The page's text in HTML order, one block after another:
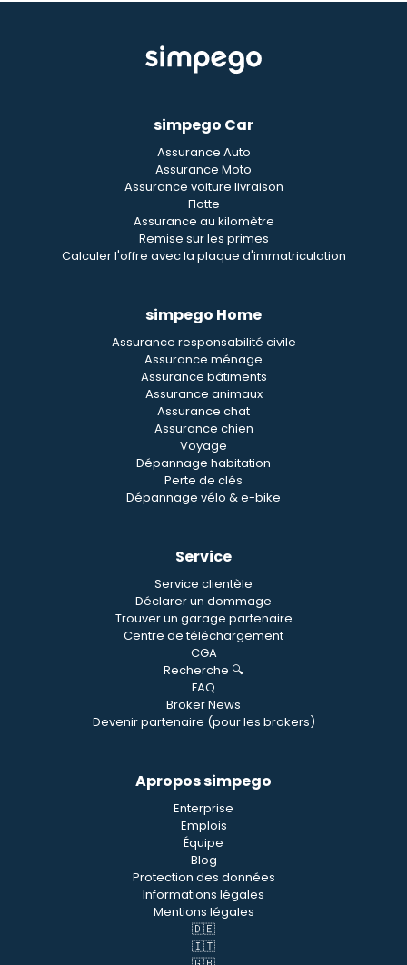
simpego Car
Assurance Auto
Assurance Moto
Assurance voiture livraison
Flotte
Assurance au kilomètre
Remise sur les primes
Calculer l'offre avec la plaque d'immatriculation
simpego Home
Assurance responsabilité civile
Assurance ménage
Assurance bâtiments
Assurance animaux
Assurance chat
Assurance chien
Voyage
Dépannage habitation
Perte de clés
Dépannage vélo & e-bike
Service
Service clientèle
Déclarer un dommage
Trouver un garage partenaire
Centre de téléchargement
CGA
Recherche 🔍
FAQ
Broker News
Devenir partenaire (pour les brokers)
Apropos simpego
Enterprise
Emplois
Équipe
Blog
Protection des données
Informations légales
Mentions légales
🇩🇪
🇮🇹